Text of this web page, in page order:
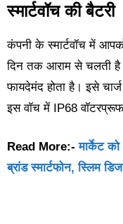
स्मार्टवॉच की बैटरी
कंपनी के स्मार्टवॉच में
दिन तक आराम से चलती
फायदेमंद होता है। इसे
इस वॉच में IP68
Read More:-मार्केट
ब्रांड स्मार्टफोन, स्लिम